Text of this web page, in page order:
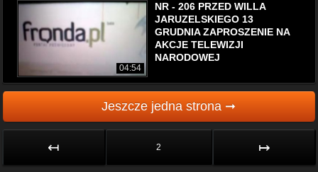
04:54
NR - 206 PRZED WILLA
JARUZELSKIEGO 13
GRUDNIA ZAPROSZENIE NA
AKCJE TELEWIZJI
NARODOWEJ
Jeszcze jedna strona ➞
↤ 2 ↦